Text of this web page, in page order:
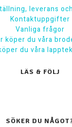
leverans
Kontaktuppgifter
Vanliga frågor
köper du våra
du våra
LÄS & FÖLJ
SÖKER DU